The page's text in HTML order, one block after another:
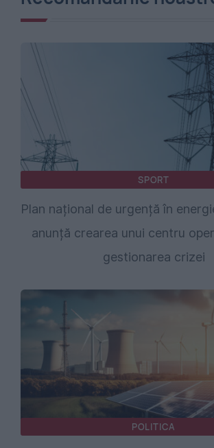
SPORT
Plan național de urgență în
anunță crearea unui centru
gestionarea crizei
POLITICA